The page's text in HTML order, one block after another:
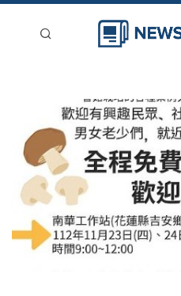
新聞稿分類
登入
刊登